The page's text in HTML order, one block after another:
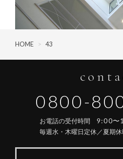
HOME > 43
0800-
お電話の受付時間 9:00〜
毎週水・木曜日定休／夏期休